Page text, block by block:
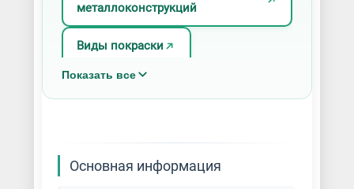
металлоконструкций
Виды покраски
Покраска акриловыми красками
Показать все
Основная информация